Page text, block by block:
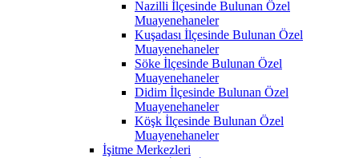
Nazilli İlçesinde Bulunan Özel
Muayenehaneler
Kuşadası İlçesinde Bulunan Özel
Muayenehaneler
Söke İlçesinde Bulunan Özel
Muayenehaneler
Didim İlçesinde Bulunan Özel
Muayenehaneler
Köşk İlçesinde Bulunan Özel
Muayenehaneler
İşitme Merkezleri